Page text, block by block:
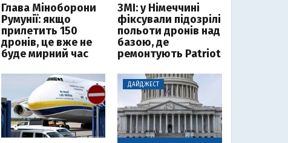
Глава Міноборони
Румунії: якщо
прилетить 150
дронів, це вже не
буде мирний час
ЗМІ: у Німеччині
фіксували підозрілі
польоти дронів над
базою, де
ремонтують Patriot
ДАЙДЖЕСТ